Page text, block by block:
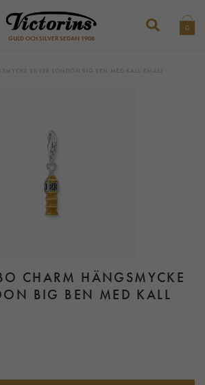
GULD OCH SILVER SEDAN 1908
0
SILVER LONDON BIG BEN MED KALL EMALJ
CHARM HÄNGSMYCKE
BIG BEN MED KALL